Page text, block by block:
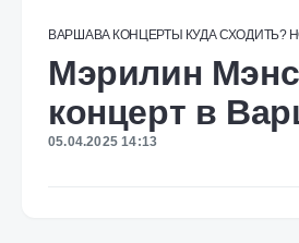
ВАРШАВА КОНЦЕРТЫ КУДА СХОДИТЬ?
Мэрилин
концерт в
05.04.2025 14:13